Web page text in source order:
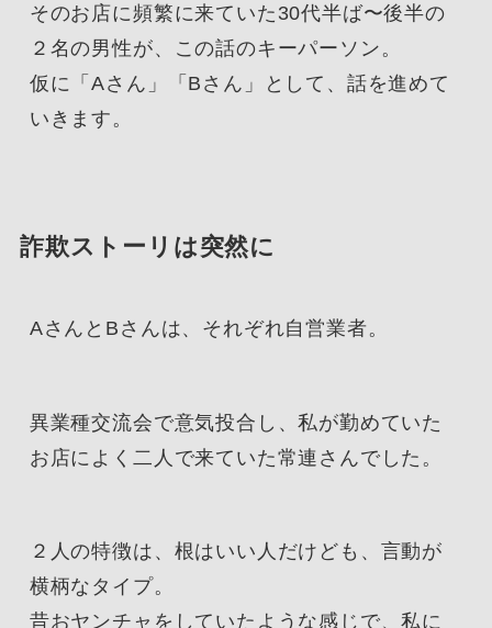
そのお店に頻繁に来ていた30代半ば〜後半の
２名の男性が、この話のキーパーソン。
仮に「Aさん」「Bさん」として、話を進めて
いきます。
詐欺ストーリは突然に
AさんとBさんは、それぞれ自営業者。
異業種交流会で意気投合し、私が勤めていた
お店によく二人で来ていた常連さんでした。
２人の特徴は、根はいい人だけども、言動が
横柄なタイプ。
昔おヤンチャをしていたような感じで、私に